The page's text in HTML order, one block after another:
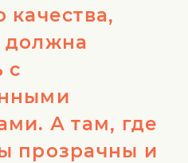
качества,
должна
с
А там, где
прозрачны и